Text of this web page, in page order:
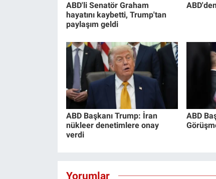
ABD'li Senatör Graham
hayatını kaybetti, Trump'tan
paylaşım geldi
ABD Başkanı Trump: İran
nükleer denetimlere onay
verdi
ABD
Yorumlar